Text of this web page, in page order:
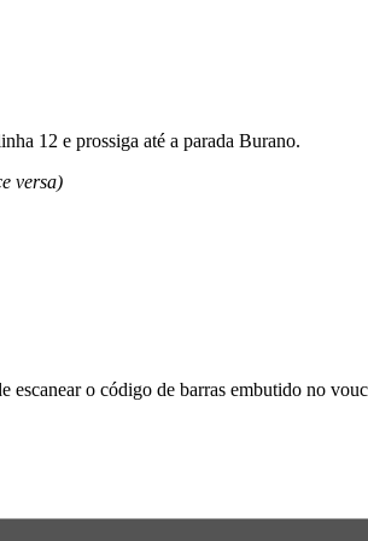
12 e prossiga até a parada Burano.
versa)
o código de barras embutido no